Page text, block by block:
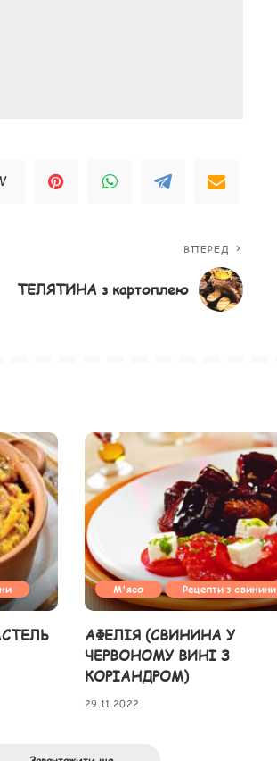
ВПЕРЕД
ТЕЛЯТИНА з картоплею
М'ясо Рецепти з свинини
АФЕЛІЯ (СВИНИНА У
ЧЕРВОНОМУ ВИНІ З
КОРІАНДРОМ)
29.11.2022